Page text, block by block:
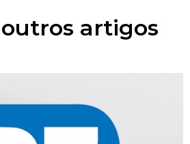
artigos